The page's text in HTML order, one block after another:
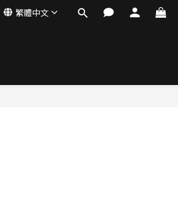
繁體中文